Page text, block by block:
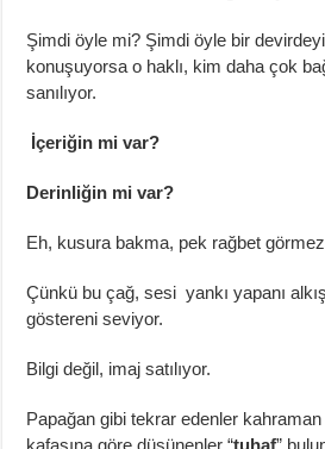
Şimdi öyle mi? Şimdi öyle bir
konuşuyorsa o haklı, kim daha çok
sanılıyor.
İçeriğin mi var?
Derinliğin mi var?
Eh, kusura bakma, pek rağbet
Çünkü bu çağ, sesi yankı yapanı
göstereni seviyor.
Bilgi değil, imaj satılıyor.
Papağan gibi tekrar edenler
kafasına göre düşünenler “tuhaf”